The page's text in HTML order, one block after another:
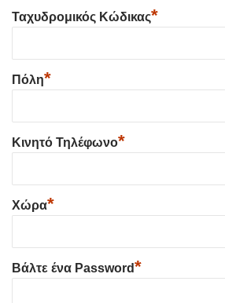
Ταχυδρομικός Κώδικας*
Πόλη*
Κινητό Τηλέφωνο*
Χώρα*
Βάλτε ένα Password*